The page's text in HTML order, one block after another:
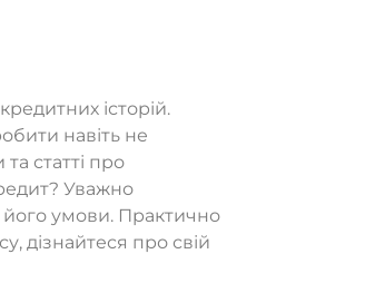
історій.
навіть не
статті про
Уважно
його умови. Практично
дізнайтеся про свій